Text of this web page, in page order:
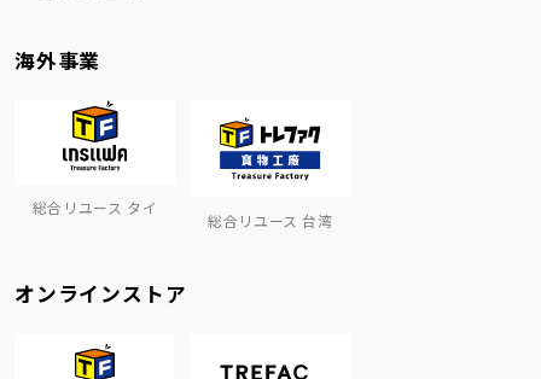
海外事業
総合リユース タイ
総合リユース 台湾
オンラインストア